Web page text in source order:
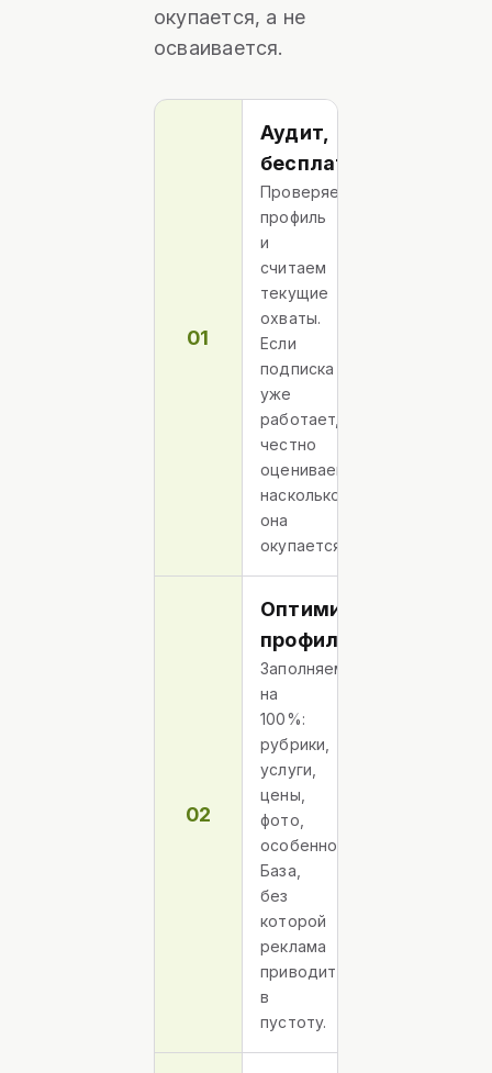
окупается, а не
осваивается.
01
Аудит,
бесплатно
Проверяем
профиль
и
считаем
текущие
охваты.
Если
подписка
уже
работает,
честно
оцениваем,
насколько
она
окупается.
02
Оптимизация
профиля
Заполняем
на
100%:
рубрики,
услуги,
цены,
фото,
особенности.
База,
без
которой
реклама
приводит
в
пустоту.